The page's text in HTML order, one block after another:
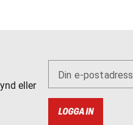
eller
Din e-postadress
LOGGA IN